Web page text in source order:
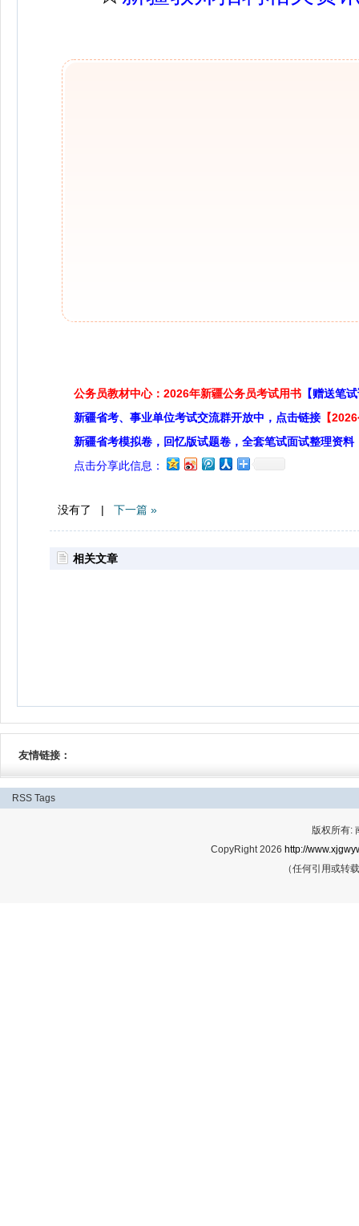
公务员教材中心：2026年新疆公务员考试用书 【赠送笔
新疆省考、事业单位考试交流群开放中，点击链接 【
新疆省考模拟卷，回忆版试题卷，全套笔试面试整理资料
点击分享此信息：
没有了 | 下一篇 »
相关文章
友情链接：
RSS Tags
版权所有:
CopyRight 2026 http://
（任何引用或转